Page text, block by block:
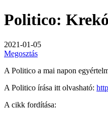
Politico:
2021-01-05
Megosztás
A Politico a mai napon
A Politico írása itt olvasható:
A cikk fordítása: